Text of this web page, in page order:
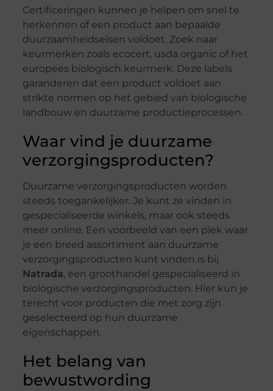
Certificeringen kunnen je helpen om snel te
herkennen of een product aan bepaalde
duurzaamheidseisen voldoet. Zoek naar
keurmerken zoals ecocert, usda organic of het
europees biologisch keurmerk. Deze labels
garanderen dat een product voldoet aan
strikte normen op het gebied van biologische
landbouw en duurzame productieprocessen.
Waar vind je duurzame
verzorgingsproducten?
Duurzame verzorgingsproducten worden
steeds toegankelijker. Je kunt ze vinden in
gespecialiseerde winkels, maar ook steeds
meer online. Een voorbeeld van een plek waar
je een breed assortiment aan duurzame
verzorgingsproducten kunt vinden is bij
Natrada, een groothandel gespecialiseerd in
biologische verzorgingsproducten. Hier kun je
terecht voor producten die met zorg zijn
geselecteerd op hun duurzame
eigenschappen.
Het belang van
bewustwording